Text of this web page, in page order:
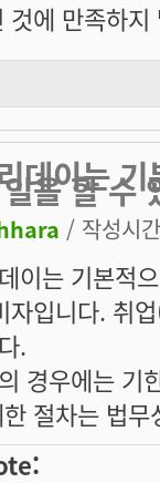
것에 만족하
데이는
을 할 수
/ 작성시
이는 기본적
자입니다. 취
.
경우에는 기
절차는 법